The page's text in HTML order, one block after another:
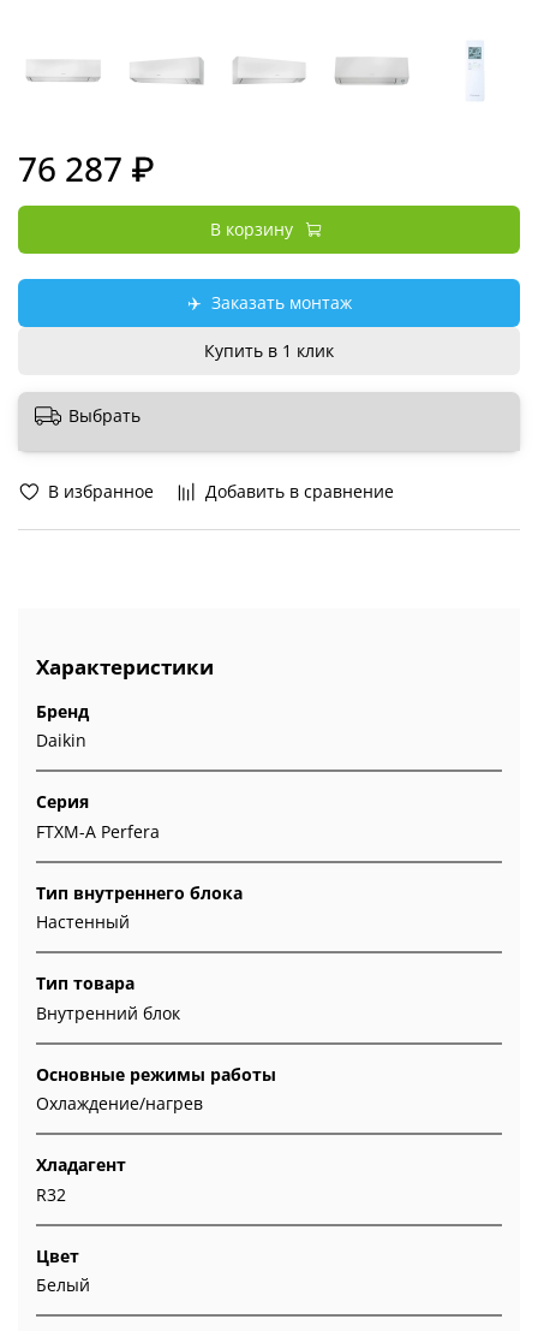
В избранное Добавить в сравнение
76 287 ₽
В корзину
✈️ Заказать монтаж
Купить в 1 клик
Выбрать
Характеристики
Бренд
Daikin
Серия
FTXM-A Perfera
Тип внутреннего блока
Настенный
Тип товара
Внутренний блок
Основные режимы работы
Охлаждение/нагрев
Хладагент
R32
Цвет
Белый